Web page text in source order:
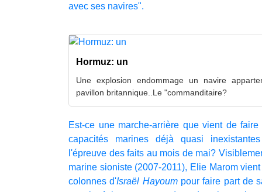
avec ses navires".
Hormuz: un
Une explosion endommage un navire
pavillon britannique..Le "commanditaire?
Est-ce une marche-arrière que vient de
capacités marines déjà quasi
l'épreuve des faits au mois de mai?
marine sioniste (2007-2011), Elie Marom
colonnes d'Israël Hayoumpour faire part de